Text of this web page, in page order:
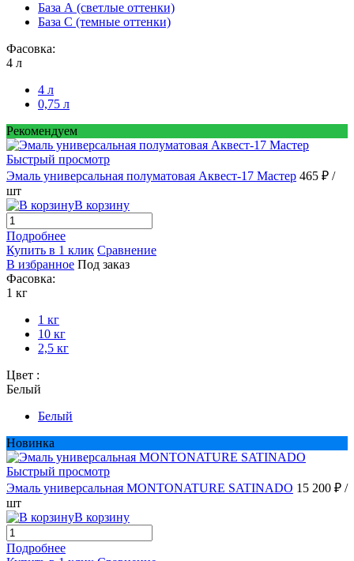
База А (светлые оттенки)
База С (темные оттенки)
Фасовка:
4 л
4 л
0,75 л
Рекомендуем
Быстрый просмотр
Эмаль универсальная полуматовая Аквест-17 Мастер 465 ₽ /
шт
В корзину
Подробнее
Купить в 1 клик Сравнение
В избранное Под заказ
Фасовка:
1 кг
1 кг
10 кг
2,5 кг
Цвет :
Белый
Белый
Новинка
Быстрый просмотр
Эмаль универсальная MONTONATURE SATINADO 15 200 ₽ /
шт
В корзину
Подробнее